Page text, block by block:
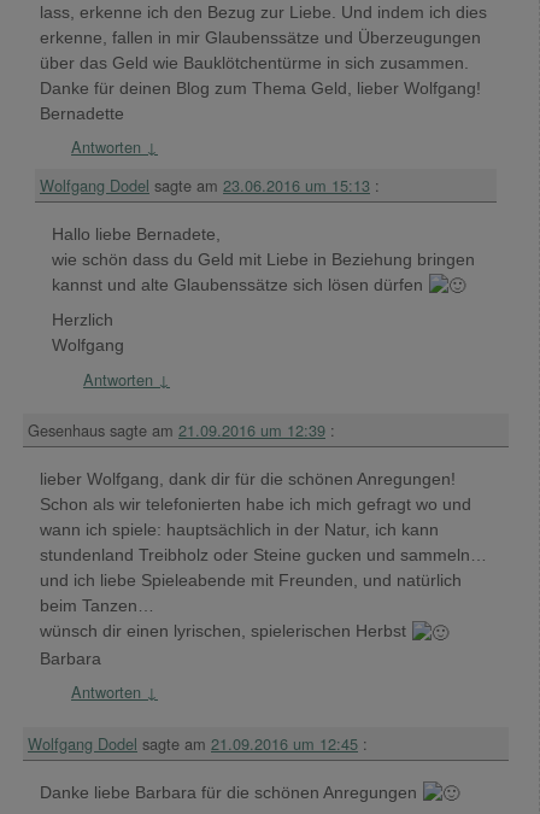
lass, erkenne ich den Bezug zur Liebe. Und indem ich dies
erkenne, fallen in mir Glaubenssätze und Überzeugungen
über das Geld wie Bauklötchentürme in sich zusammen.
Danke für deinen Blog zum Thema Geld, lieber Wolfgang!
Bernadette
Antworten ↓
Wolfgang Dodel sagte am 23.06.2016 um 15:13 :
Hallo liebe Bernadete,
wie schön dass du Geld mit Liebe in Beziehung bringen
kannst und alte Glaubenssätze sich lösen dürfen
Herzlich
Wolfgang
Antworten ↓
Gesenhaus sagte am 21.09.2016 um 12:39 :
lieber Wolfgang, dank dir für die schönen Anregungen!
Schon als wir telefonierten habe ich mich gefragt wo und
wann ich spiele: hauptsächlich in der Natur, ich kann
stundenland Treibholz oder Steine gucken und sammeln…
und ich liebe Spieleabende mit Freunden, und natürlich
beim Tanzen…
wünsch dir einen lyrischen, spielerischen Herbst
Barbara
Antworten ↓
Wolfgang Dodel sagte am 21.09.2016 um 12:45 :
Danke liebe Barbara für die schönen Anregungen